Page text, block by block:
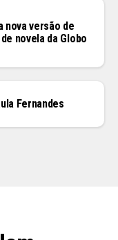
nova versão de
novela da Globo
Fernandes